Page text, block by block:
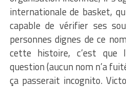
internationale de basket,
capable de vérifier ses
personnes dignes de ce
cette histoire, c’est
question (aucun nom n’a
ça passerait incognito.